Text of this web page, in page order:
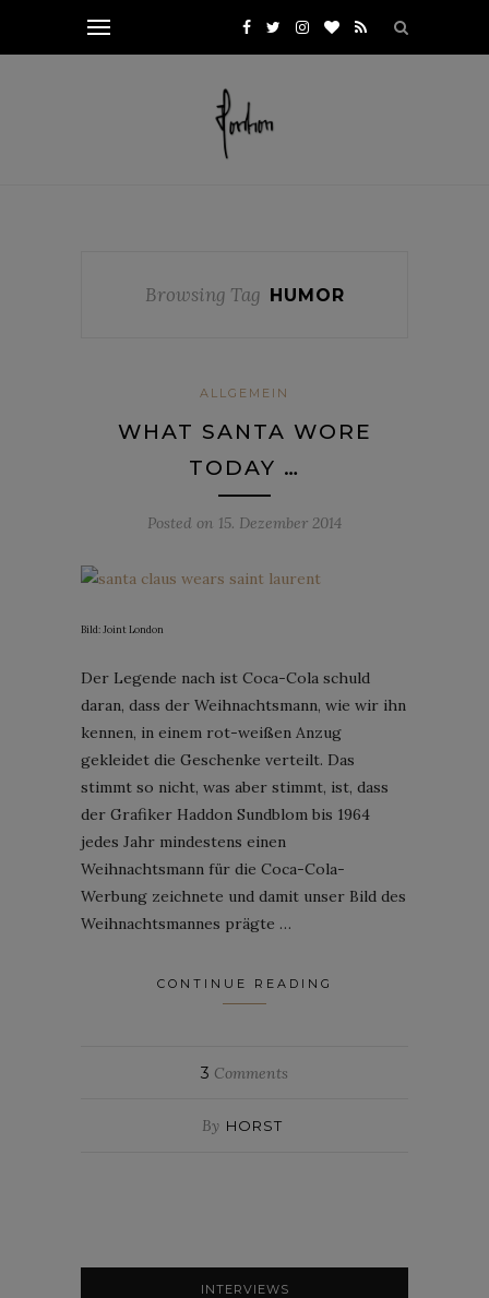
Browsing Tag HUMOR
ALLGEMEIN
WHAT SANTA WORE
TODAY …
Posted on 15. Dezember 2014
Bild: Joint London
Der Legende nach ist Coca-Cola schuld
daran, dass der Weihnachtsmann, wie wir ihn
kennen, in einem rot-weißen Anzug
gekleidet die Geschenke verteilt. Das
stimmt so nicht, was aber stimmt, ist, dass
der Grafiker Haddon Sundblom bis 1964
jedes Jahr mindestens einen
Weihnachtsmann für die Coca-Cola-
Werbung zeichnete und damit unser Bild des
Weihnachtsmannes prägte …
CONTINUE READING
3 Comments
By HORST
INTERVIEWS